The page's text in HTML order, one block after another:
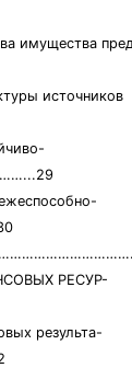
имущества
источников
РЕСУР-
результа-